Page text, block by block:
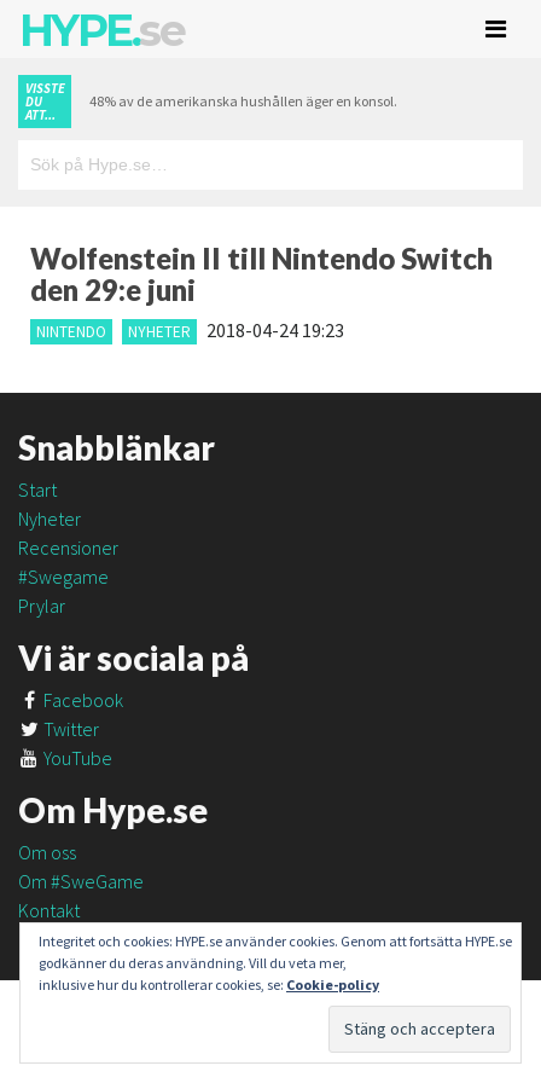
HYPE.se
VISSTE
DU
ATT...
48% av de amerikanska hushållen äger en konsol.
Wolfenstein II till Nintendo Switch
den 29:e juni
NINTENDO NYHETER 2018-04-24 19:23
Snabblänkar
Start
Nyheter
Recensioner
#Swegame
Prylar
Vi är sociala på
Facebook
Twitter
YouTube
Om Hype.se
Om oss
Om #SweGame
Kontakt
Integritet och cookies: HYPE.se använder cookies. Genom att fortsätta HYPE.se
godkänner du deras användning. Vill du veta mer,
inklusive hur du kontrollerar cookies, se: Cookie-policy